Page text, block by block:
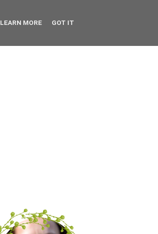
LEARN MORE GOT IT